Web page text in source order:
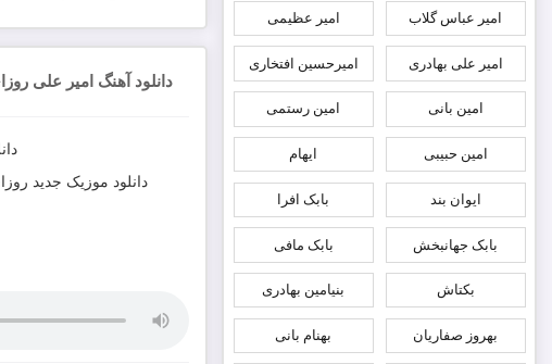
دانلود آهنگ امیر علی
دانلود موزیک جدید
امیر عباس گلاب امیر عظیمی
امیر علی بهادری امیرحسین افتخاری
امین بانی امین رستمی
امین حبیبی ایهام
ایوان بند بابک افرا
بابک جهانبخش بابک مافی
بکتاش بنیامین بهادری
بهروز صفاریان بهنام بانی